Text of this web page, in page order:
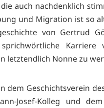
auch nachdenklich
und Migration ist so
von Gertrud
Karriere
letztendlich Nonne zu
dem Geschichtsverein
Josef-Kolleg und